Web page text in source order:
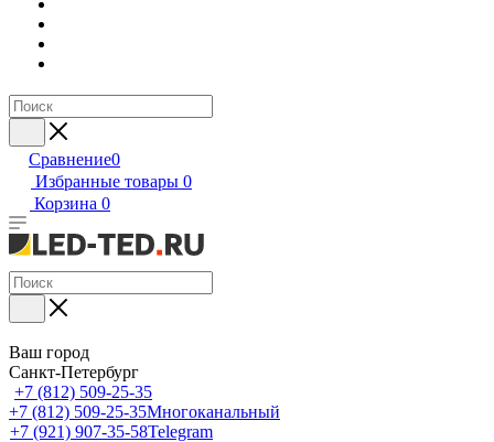
Сравнение0
Избранные товары 0
Корзина 0
Ваш город
Санкт-Петербург
+7 (812) 509-25-35
+7 (812) 509-25-35Многоканальный
+7 (921) 907-35-58Telegram